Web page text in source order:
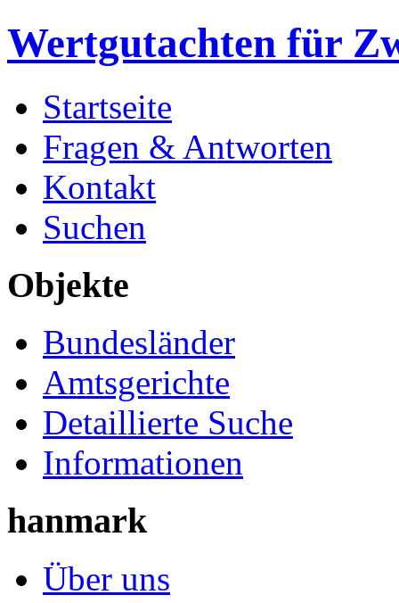
Wertgutachten für
Startseite
Fragen & Antworten
Kontakt
Suchen
Objekte
Bundesländer
Amtsgerichte
Detaillierte Suche
Informationen
hanmark
Über uns